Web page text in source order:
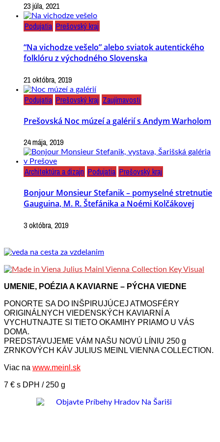
23 júla, 2021
Podujatia Prešovský kraj
“Na vichodze vešelo” alebo sviatok autentického
folklóru z východného Slovenska
21 októbra, 2019
Podujatia Prešovský kraj Zaujímavosti
Prešovská Noc múzeí a galérií s Andym Warholom
24 mája, 2019
Architektúra a dizajn Podujatia Prešovský kraj
Bonjour Monsieur Stefanik – pomyselné stretnutie
Gauguina, M. R. Štefánika a Noémi Kolčákovej
3 októbra, 2019
UMENIE, POÉZIA A KAVIARNE – PÝCHA VIEDNE
PONORTE SA DO INŠPIRUJÚCEJ ATMOSFÉRY
ORIGINÁLNYCH VIEDENSKÝCH KAVIARNÍ A
VYCHUTNAJTE SI TIETO OKAMIHY PRIAMO U VÁS
DOMA.
PREDSTAVUJEME VÁM NAŠU NOVÚ LÍNIU 250 g
ZRNKOVÝCH KÁV JULIUS MEINL VIENNA COLLECTION.
Viac na www.meinl.sk
7 € s DPH / 250 g